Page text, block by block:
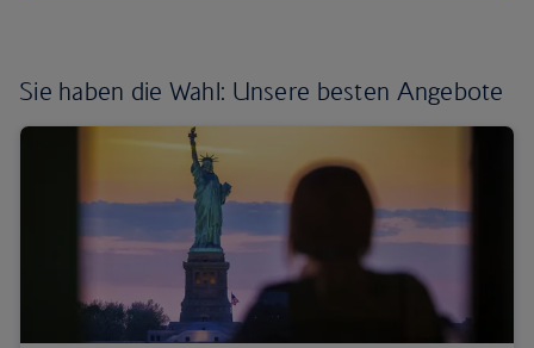
Sie haben die Wahl: Unsere besten Angebote